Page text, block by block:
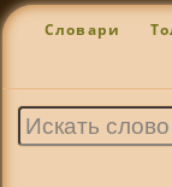
Словари